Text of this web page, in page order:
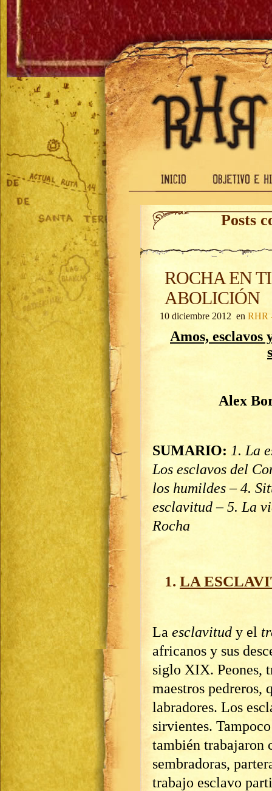
Posts
ROCHA EN
ABOLICIÓN
10 diciembre 2012 en RHR
Amos, esclavos
Alex
SUMARIO: 1. La
Los esclavos del
los humildes – 4.
esclavitud – 5. La
Rocha
1. LA
La esclavitud y el
africanos y sus
siglo XIX. Peones,
maestros pedreros,
labradores. Los
sirvientes.
también trabajaron
sembradoras,
trabajo esclavo